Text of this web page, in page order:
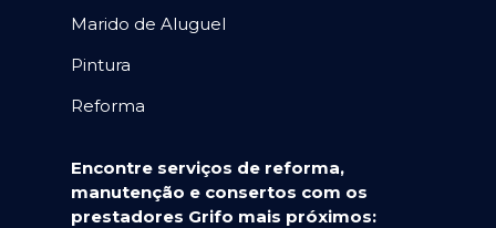
Marido de Aluguel
Pintura
Reforma
Encontre serviços de reforma,
manutenção e consertos com os
prestadores Grifo mais próximos: